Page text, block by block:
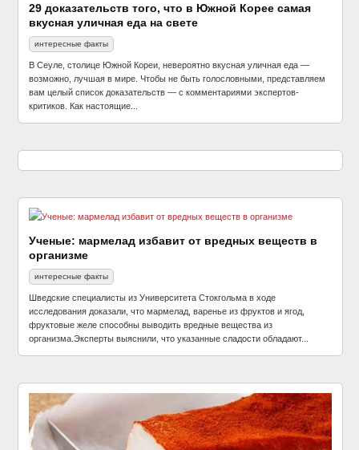
29 доказательств того, что в Южной Корее самая
вкусная уличная еда на свете
интересные факты
В Сеуле, столице Южной Кореи, невероятно вкусная уличная еда —
возможно, лучшая в мире. Чтобы не быть голословными, представляем
вам целый список доказательств — с комментариями экспертов-
критиков. Как настоящие...
Ученые: мармелад избавит от вредных веществ в
организме
интересные факты
Шведские специалисты из Университета Стокгольма в ходе
исследования доказали, что мармелад, варенье из фруктов и ягод,
фруктовые желе способны выводить вредные вещества из
организма.Эксперты выяснили, что указанные сладости обладают...